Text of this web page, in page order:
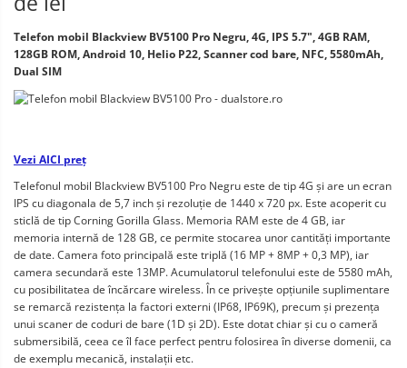
Telefon mobil Blackview BV5100 Pro Negru, 4G, IPS 5.7", 4GB RAM,
128GB ROM, Android 10, Helio P22, Scanner cod bare, NFC, 5580mAh,
Dual SIM
Vezi AICI preț
Telefonul mobil Blackview BV5100 Pro Negru este de tip 4G și are un ecran
IPS cu diagonala de 5,7 inch și rezoluție de 1440 x 720 px. Este acoperit cu
sticlă de tip Corning Gorilla Glass. Memoria RAM este de 4 GB, iar
memoria internă de 128 GB, ce permite stocarea unor cantități importante
de date. Camera foto principală este triplă (16 MP + 8MP + 0,3 MP), iar
camera secundară este 13MP. Acumulatorul telefonului este de 5580 mAh,
cu posibilitatea de încărcare wireless. În ce privește opțiunile suplimentare
se remarcă rezistența la factori externi (IP68, IP69K), precum și prezența
unui scaner de coduri de bare (1D și 2D). Este dotat chiar și cu o cameră
submersibilă, ceea ce îl face perfect pentru folosirea în diverse domenii, ca
de exemplu mecanică, instalații etc.